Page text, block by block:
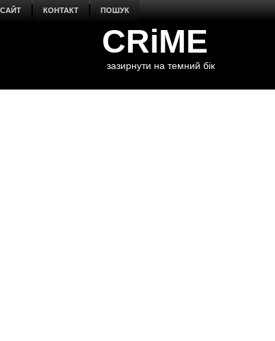
КОНТАКТ ПОШУК
CRiME
зазирнути на темний бік